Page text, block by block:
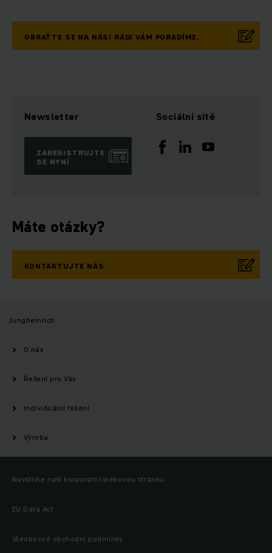
OBRAŤTE SE NA NÁS! RÁDI VÁM PORADÍME.
Newsletter
ZAREGISTRUJTE
SE NYNÍ
Sociální sítě
Máte otázky?
KONTAKTUJTE NÁS
Jungheinrich
O nás
Řešení pro Vás
Individuální řešení
Výroba
Navštivte naši korporátní webovou stránku
EU Data Act
Všeobecné obchodní podmínky